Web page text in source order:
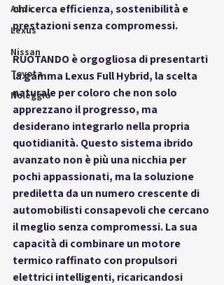
Audi
Lexus
Nissan
Toyota
Noleggio
chi cerca efficienza, sostenibilità e
prestazioni senza compromessi.
RUOTANDO è orgogliosa di presentarti
la gamma Lexus Full Hybrid, la scelta
naturale per coloro che non solo
apprezzano il progresso, ma
desiderano integrarlo nella propria
quotidianità. Questo sistema ibrido
avanzato non è più una nicchia per
pochi appassionati, ma la soluzione
prediletta da un numero crescente di
automobilisti consapevoli che cercano
il meglio senza compromessi. La sua
capacità di combinare un motore
termico raffinato con propulsori
elettrici intelligenti, ricaricandosi